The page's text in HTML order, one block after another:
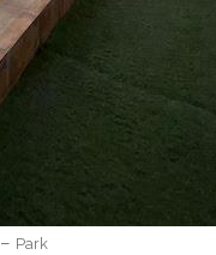
استراحة الفخامة(ماجستك) – Park